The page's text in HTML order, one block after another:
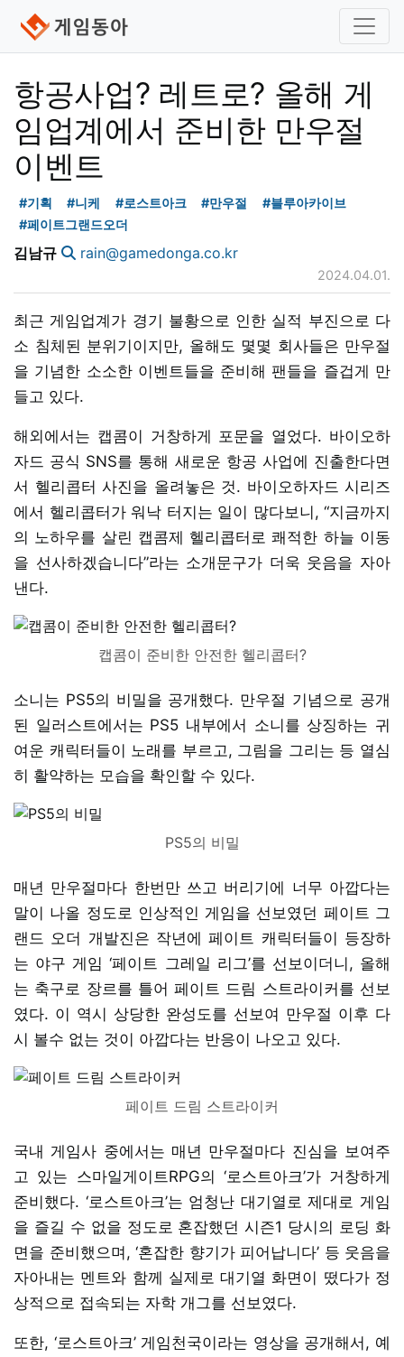
항공사업? 레트로? 올해 게
임업계에서 준비한 만우절
이벤트
#기획 #니케 #로스트아크 #만우절
#블루아카이브
#페이트그랜드오더
김남규 rain@gamedonga.co.kr
2024.04.01.
최근 게임업계가 경기 불황으로 인한 실적 부진으로 다
소 침체된 분위기이지만, 올해도 몇몇 회사들은 만우절
을 기념한 소소한 이벤트들을 준비해 팬들을 즐겁게 만
들고 있다.
해외에서는 캡콤이 거창하게 포문을 열었다. 바이오하
자드 공식 SNS를 통해 새로운 항공 사업에 진출한다면
서 헬리콥터 사진을 올려놓은 것. 바이오하자드 시리즈
에서 헬리콥터가 워낙 터지는 일이 많다보니, “지금까지
의 노하우를 살린 캡콤제 헬리콥터로 쾌적한 하늘 이동
을 선사하겠습니다”라는 소개문구가 더욱 웃음을 자아
낸다.
캡콤이 준비한 안전한 헬리콥터?
소니는 PS5의 비밀을 공개했다. 만우절 기념으로 공개
된 일러스트에서는 PS5 내부에서 소니를 상징하는 귀
여운 캐릭터들이 노래를 부르고, 그림을 그리는 등 열심
히 활약하는 모습을 확인할 수 있다.
PS5의 비밀
매년 만우절마다 한번만 쓰고 버리기에 너무 아깝다는
말이 나올 정도로 인상적인 게임을 선보였던 페이트 그
랜드 오더 개발진은 작년에 페이트 캐릭터들이 등장하
는 야구 게임 ‘페이트 그레일 리그’를 선보이더니, 올해
는 축구로 장르를 틀어 페이트 드림 스트라이커를 선보
였다. 이 역시 상당한 완성도를 선보여 만우절 이후 다
시 볼수 없는 것이 아깝다는 반응이 나오고 있다.
페이트 드림 스트라이커
국내 게임사 중에서는 매년 만우절마다 진심을 보여주
고 있는 스마일게이트RPG의 ‘로스트아크’가 거창하게
준비했다. ‘로스트아크’는 엄청난 대기열로 제대로 게임
을 즐길 수 없을 정도로 혼잡했던 시즌1 당시의 로딩 화
면을 준비했으며, ‘혼잡한 향기가 피어납니다’ 등 웃음을
자아내는 멘트와 함께 실제로 대기열 화면이 떴다가 정
상적으로 접속되는 자학 개그를 선보였다.
또한, ‘로스트아크’ 게임천국이라는 영상을 공개해서, 예